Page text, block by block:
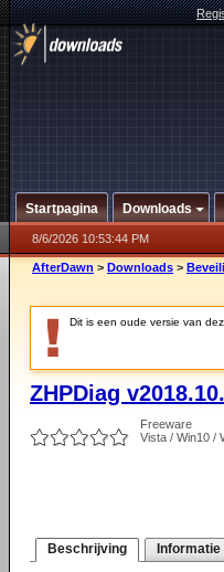
Startpagina Downloads
8/6/2026 10:53:44 PM
AfterDawn > Downloads >
Dit is een oude versie van
ZHPDiag
Freeware
Vista / Win10 /
Beschrijving Informatie